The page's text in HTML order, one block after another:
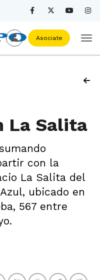
Asociate
La Salita
con la
La Salita del
ubicado en
567 entre